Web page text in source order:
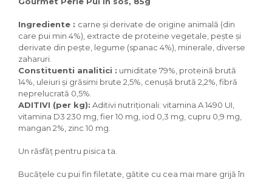
Igiena reptile
Decoruri terarii
Incalzitoare si pompe terarii
Solutii iluminat terarii
Lampi terarii
Suplimente vitamino minerale
reptile
Accesorii diverse terarii
Igiena Iazuri
Conditioner apa iaz
Ingrediente : carne şi derivate de origine animală (din
care pui min 4%), extracte de proteine vegetale, peşte şi
derivate din peşte, legume (spanac 4%), minerale, diverse
zaharuri.
Constituenti analitici : umiditate 79%, proteină brută
14%, uleiuri şi grăsimi brute 2,5%, cenuşă brută 2,2%, fibră
neprelucrată 0,5%.
ADITIVI (per kg): Aditivi nutriţionali: vitamina A 1490 UI,
vitamina D3 230 mg, fier 10 mg, iod 0,3 mg, cupru 0,9 mg,
mangan 2%, zinc 10 mg.
Un răsfăţ pentru pisica ta.
Bucăţele cu pui fin filetate, gătite cu cea mai mare grijă în